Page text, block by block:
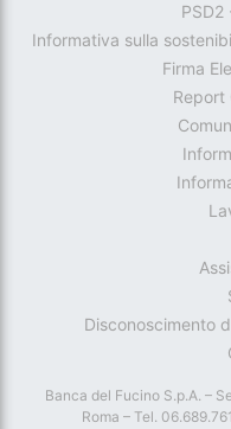
PSD2
Informativa sulla
Firma
Report
Disconoscimento
Banca del Fucino S.p.A. –
Roma – Tel.